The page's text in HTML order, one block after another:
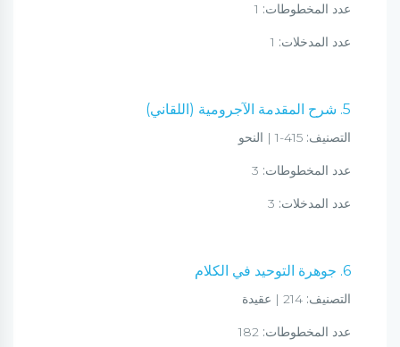
عدد المخطوطات:
عدد المدخلات:
5. شرح المقدمة الآجرومية (اللقاني)
التصنيف:
عدد المخطوطات:
عدد المدخلات:
6. جوهرة التوحيد في الكلام
التصنيف:
عدد المخطوطات: